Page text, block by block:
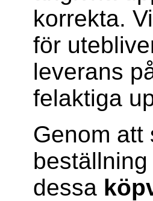
korrekta.
för
leverans
felaktiga
Genom att
dessa